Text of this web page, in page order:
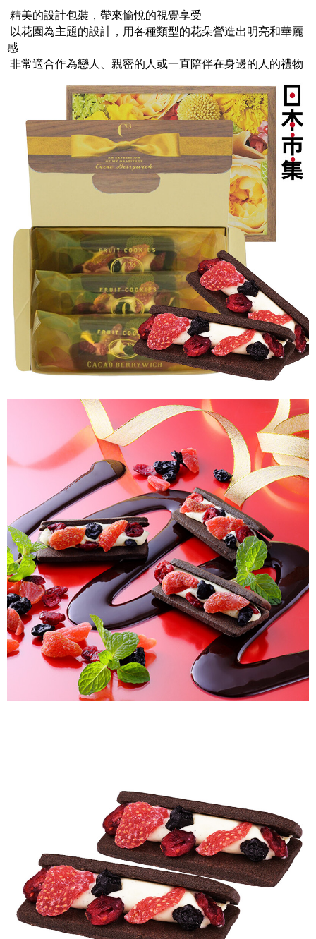
精美的設計包裝，帶來愉悅的視覺享受
以花園為主題的設計，用各種類型的花朵營造出明亮和華麗
感
非常適合作為戀人、親密的人或一直陪伴在身邊的人的禮物